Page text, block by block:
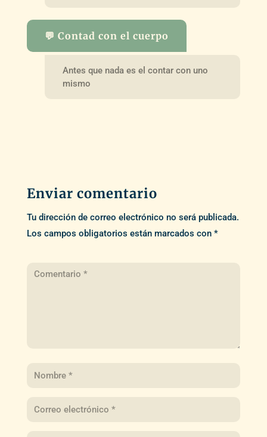
💬 Contad con el cuerpo
Antes que nada es el contar con uno
mismo
Enviar comentario
Tu dirección de correo electrónico no será publicada.
Los campos obligatorios están marcados con *